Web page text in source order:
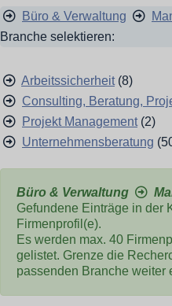
Büro & Verwaltung
Branche selektieren:
Arbeitssicherheit(8)
Consulting, Beratung,
Projekt Management(2)
Unternehmensberatung
Büro & Verwaltung
Gefundene Einträge in der
Firmenprofil(e).
Es werden max. 40
gelistet. Grenze die
passenden Branche weiter